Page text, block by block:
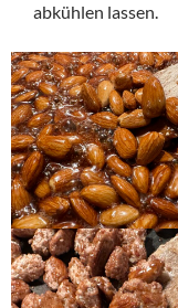
abkühlen lassen.